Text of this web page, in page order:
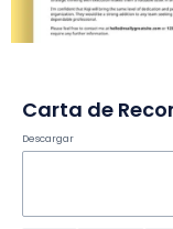
Carta de
Descargar